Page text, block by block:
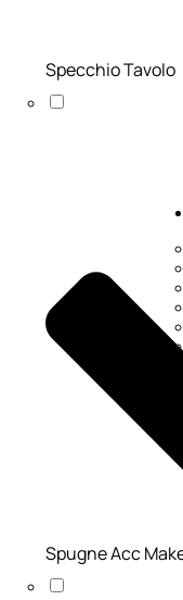
Specchio Tavolo
Spugne Acc